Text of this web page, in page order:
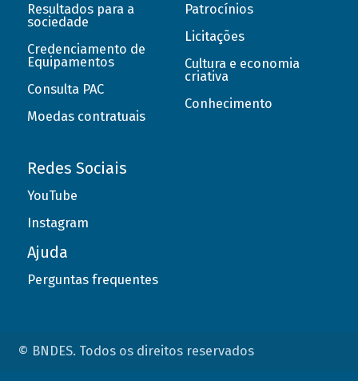
Resultados para a
sociedade
Credenciamento de
Equipamentos
Consulta PAC
Moedas contratuais
Patrocínios
Licitações
Cultura e economia
criativa
Conhecimento
Redes Sociais
YouTube
Instagram
Ajuda
Perguntas frequentes
© BNDES. Todos os direitos reservados